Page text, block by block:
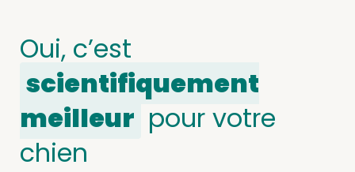
Oui, c’est
scientifiquement
meilleur pour votre
chien